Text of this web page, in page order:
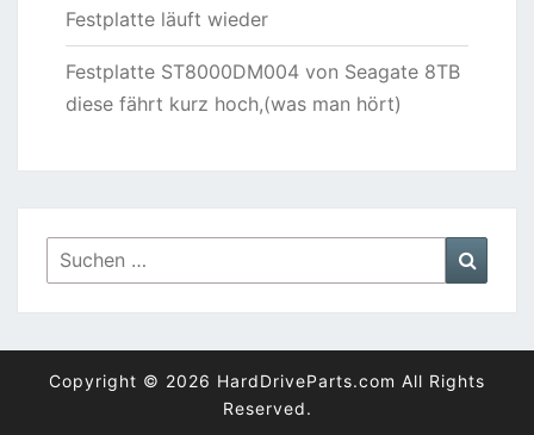
Festplatte läuft wieder
Festplatte ST8000DM004 von Seagate 8TB
diese fährt kurz hoch,(was man hört)
Suchen
nach:
Copyright © 2026 HardDriveParts.com All Rights
Reserved.